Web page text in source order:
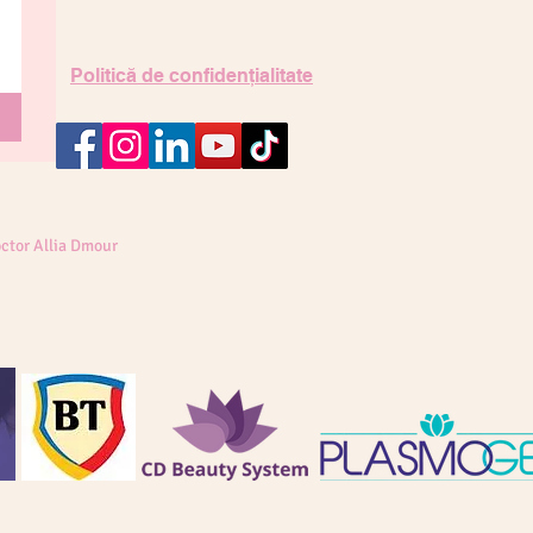
Politică de confidențialitate
Allia Dmour